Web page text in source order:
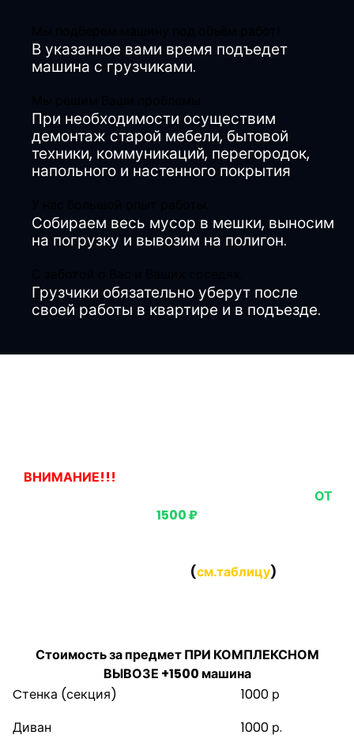
В указанное вами время подъедет
машина с грузчиками.
При необходимости осуществим
демонтаж старой мебели, бытовой
техники, коммуникаций, перегородок,
напольного и настенного покрытия
Собираем весь мусор в мешки, выносим
на погрузку и вывозим на полигон.
Грузчики обязательно уберут после
своей работы в квартире и в подъезде.
ВНИМАНИЕ!!!
ОТ
1500 ₽
(см.таблицу)
Стоимость за предмет ПРИ КОМПЛЕКСНОМ
ВЫВОЗЕ +1500 машина
Cтенка (секция)
1000 р
Диван
1000 р.